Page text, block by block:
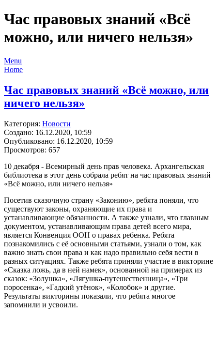
Час правовых знаний «Всё
можно, или ничего нельзя»
Menu
Home
Час правовых знаний «Всё можно, или
ничего нельзя»
Категория: Новости
Создано: 16.12.2020, 10:59
Опубликовано: 16.12.2020, 10:59
Просмотров: 657
10 декабря - Всемирный день прав человека. Архангельская
библиотека в этот день собрала ребят на час правовых знаний
«Всё можно, или ничего нельзя»
Посетив сказочную страну «Законию», ребята поняли, что
существуют законы, охраняющие их права и
устанавливающие обязанности. А также узнали, что главным
документом, устанавливающим права детей всего мира,
является Конвенция ООН о правах ребенка. Ребята
познакомились с её основными статьями, узнали о том, как
важно знать свои права и как надо правильно себя вести в
разных ситуациях. Также ребята приняли участие в викторине
«Сказка ложь, да в ней намек», основанной на примерах из
сказок: «Золушка», «Лягушка-путешественница», «Три
поросенка», «Гадкий утёнок», «Колобок» и другие.
Результаты викторины показали, что ребята многое
запомнили и усвоили.